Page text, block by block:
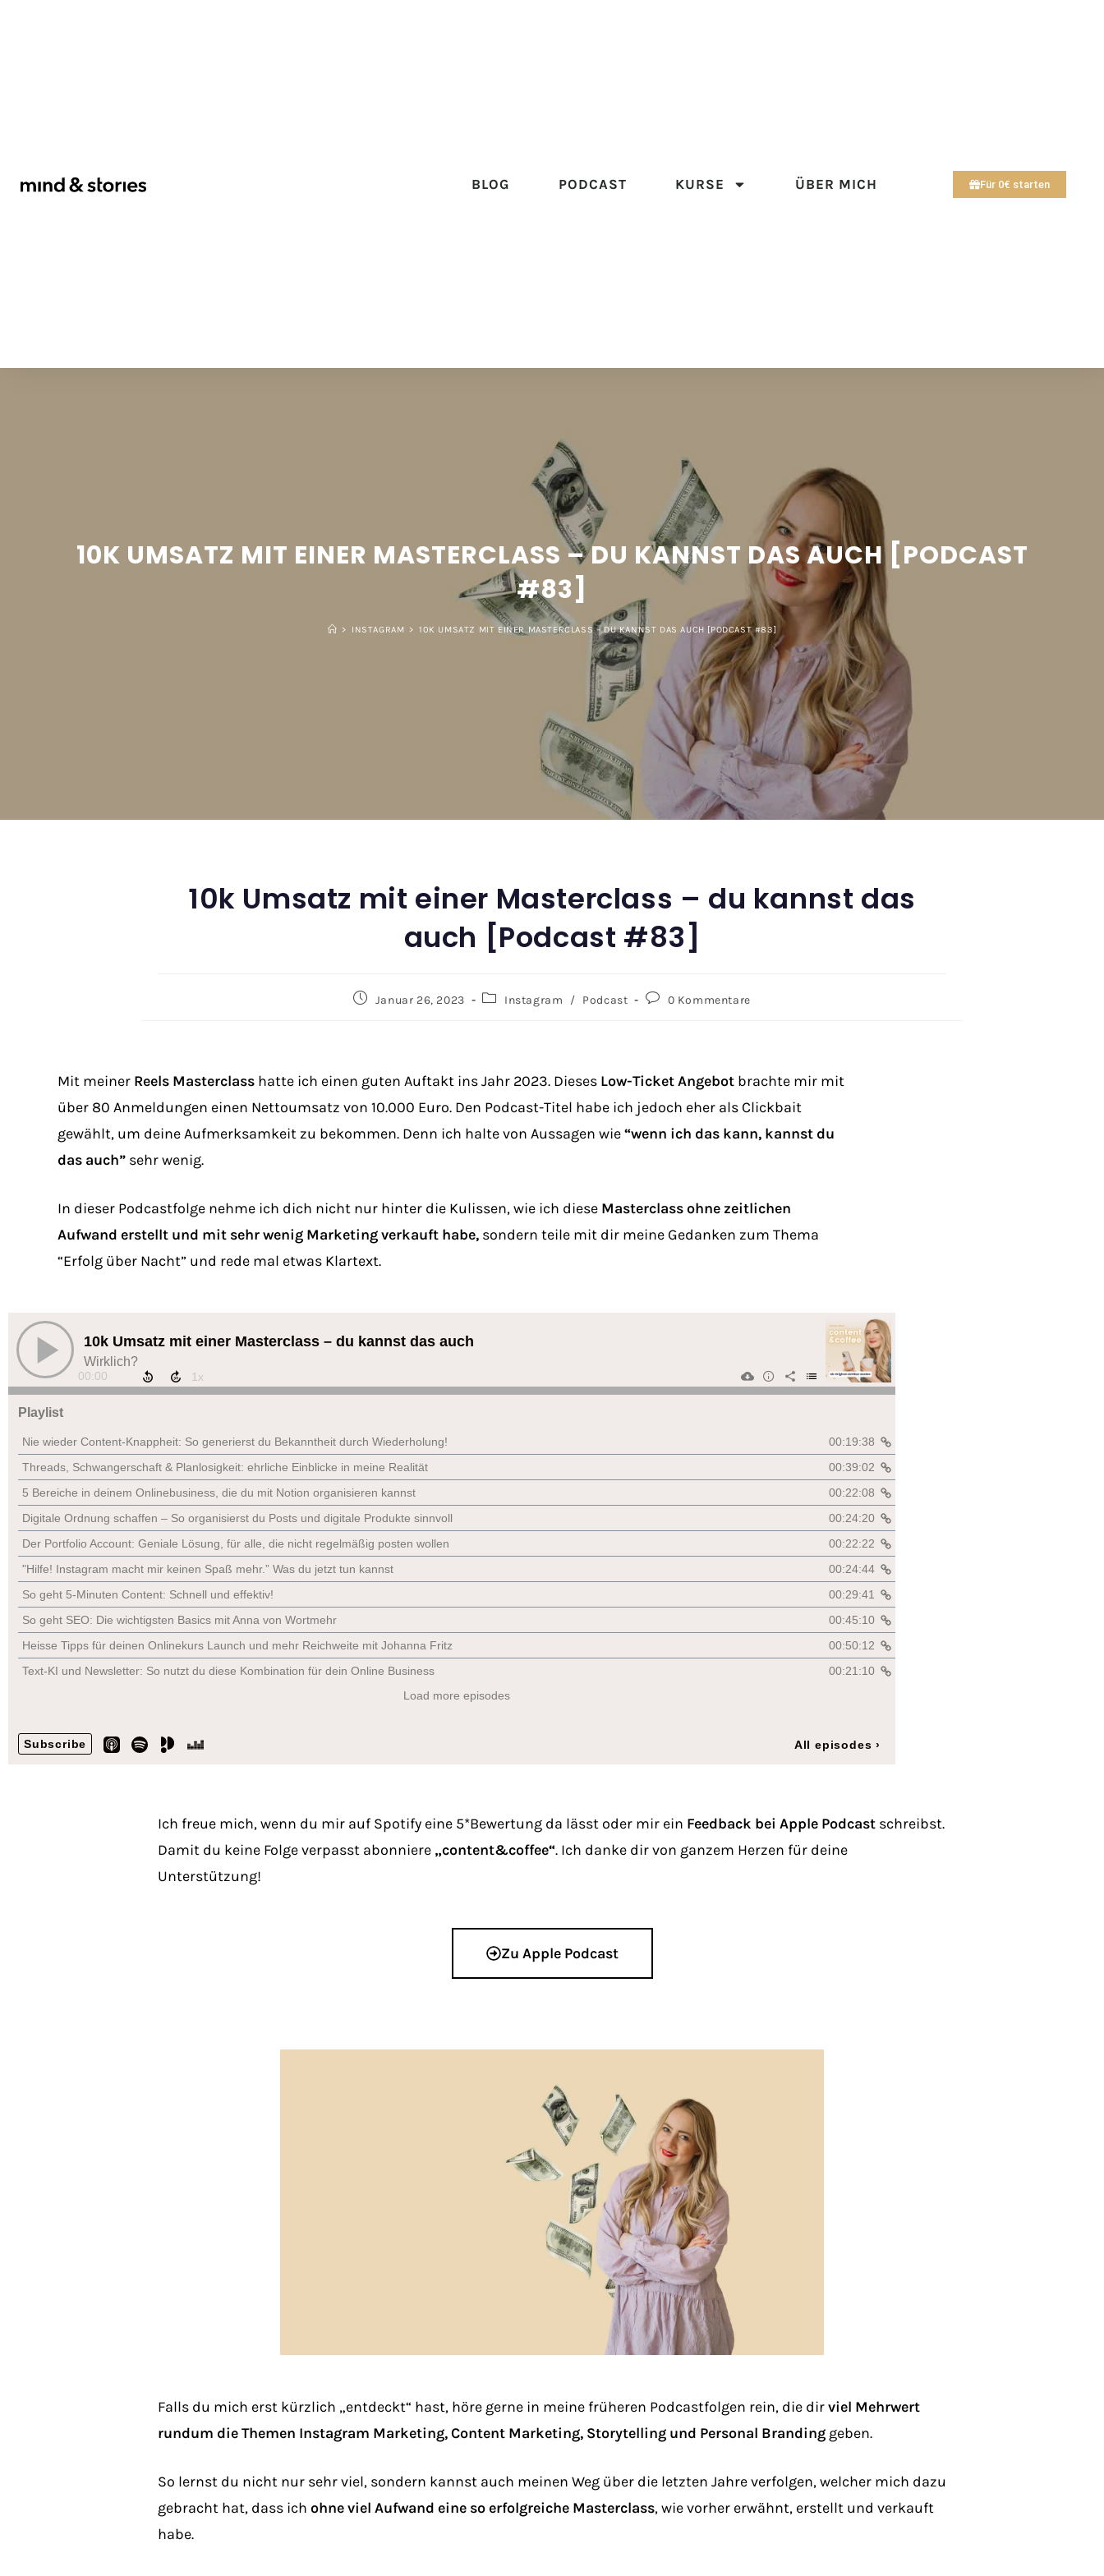
BLOG PODCAST KURSE ÜBER MICH Für 0€ starten
10K UMSATZ MIT EINER MASTERCLASS – DU KANNST DAS AUCH [PODCAST
#83]
> INSTAGRAM > 10K UMSATZ MIT EINER MASTERCLASS – DU KANNST DAS AUCH [PODCAST #83]
10k Umsatz mit einer Masterclass – du kannst das
auch [Podcast #83]
Januar 26, 2023 Instagram / Podcast 0 Kommentare
Mit meiner Reels Masterclass hatte ich einen guten Auftakt ins Jahr 2023. Dieses Low-Ticket Angebot brachte mir mit
über 80 Anmeldungen einen Nettoumsatz von 10.000 Euro. Den Podcast-Titel habe ich jedoch eher als Clickbait
gewählt, um deine Aufmerksamkeit zu bekommen. Denn ich halte von Aussagen wie“wenn ich das kann, kannst du
das auch” sehr wenig.
In dieser Podcastfolge nehme ich dich nicht nur hinter die Kulissen, wie ich diese Masterclass ohne zeitlichen
Aufwand erstellt und mit sehr wenig Marketing verkauft habe, sondern teile mit dir meine Gedanken zum Thema
“Erfolg über Nacht” und rede mal etwas Klartext.
Ich freue mich, wenn du mir auf Spotify eine 5*Bewertung da lässt oder mir ein Feedback bei Apple Podcast schreibst.
Damit du keine Folge verpasst abonniere „content&coffee“. Ich danke dir von ganzem Herzen für deine
Unterstützung!
Zu Apple Podcast
Falls du mich erst kürzlich „entdeckt“ hast, höre gerne in meine früheren Podcastfolgen rein, die dirviel Mehrwert
rundum die Themen Instagram Marketing, Content Marketing, Storytelling und Personal Branding geben.
So lernst du nicht nur sehr viel, sondern kannst auch meinen Weg über die letzten Jahre verfolgen, welcher mich dazu
gebracht hat, dass ich ohne viel Aufwand eine so erfolgreiche Masterclass, wie vorher erwähnt, erstellt und verkauft
habe.